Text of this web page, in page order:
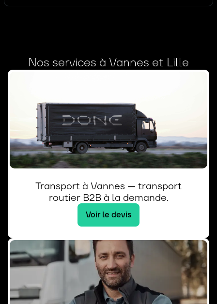
Nos services à Vannes et Lille
Transport à Vannes — transport
routier B2B à la demande.
Voir le devis